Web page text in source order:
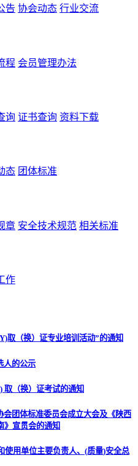
告 协会动态 行业交流
程 会员管理办法
询 证书查询 资料下载
态 团体标准
章 安全技术规范 相关标准
作
取（换）证专业培训活动”的通知
人的公示
取（换）证考试的通知
团体标准委员会成立大会及《陕西
》宣贯会的通知
使用单位主要负责人、(质量)安全总